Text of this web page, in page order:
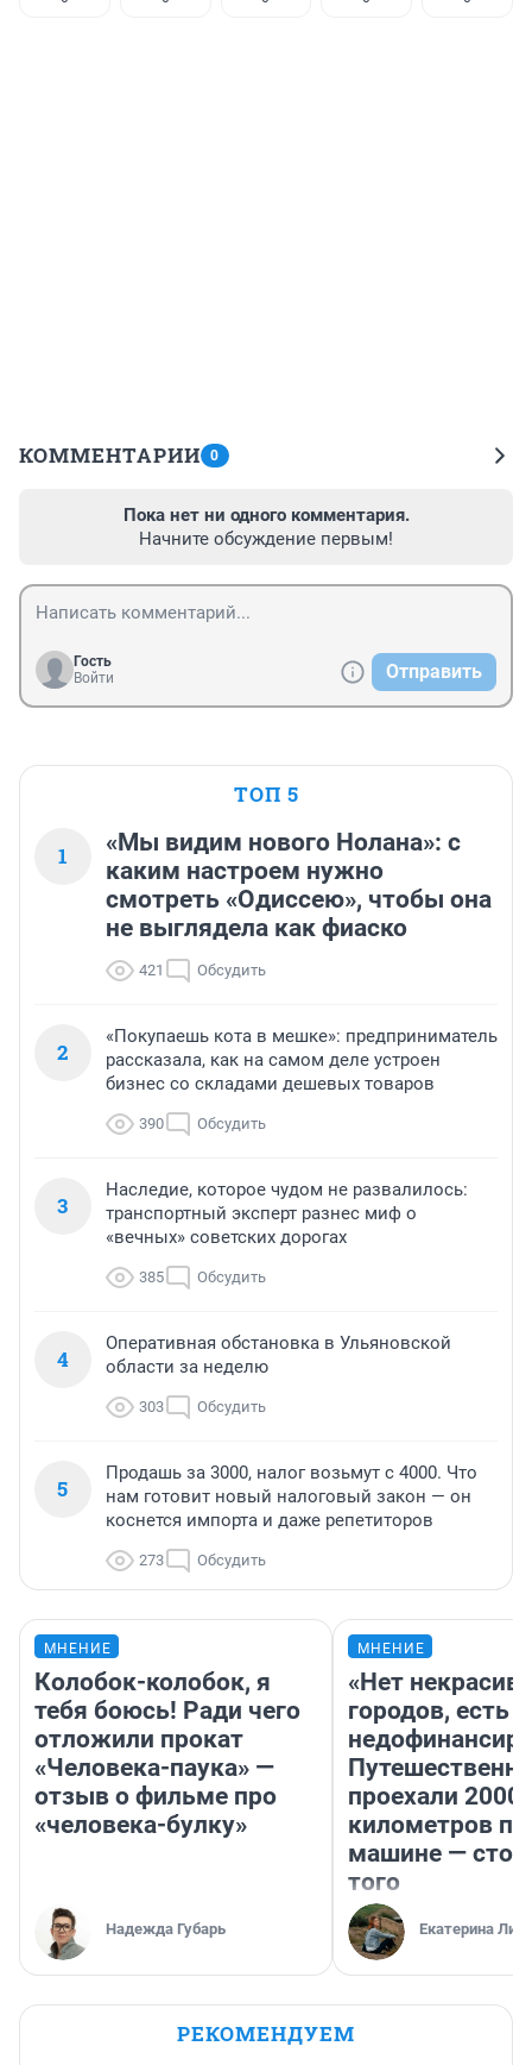
КОММЕНТАРИИ 0
Пока нет ни одного комментария.
Начните обсуждение первым!
Гость
Войти
Отправить
ТОП 5
1
«Мы видим нового Нолана»: с
каким настроем нужно
смотреть «Одиссею», чтобы она
не выглядела как фиаско
421 Обсудить
2
«Покупаешь кота в мешке»: предприниматель
рассказала, как на самом деле устроен
бизнес со складами дешевых товаров
390 Обсудить
3
Наследие, которое чудом не развалилось:
транспортный эксперт разнес миф о
«вечных» советских дорогах
385 Обсудить
4
Оперативная обстановка в Ульяновской
области за неделю
303 Обсудить
5
Продашь за 3000, налог возьмут с 4000. Что
нам готовит новый налоговый закон — он
коснется импорта и даже репетиторов
273 Обсудить
МНЕНИЕ
Колобок-колобок, я
тебя боюсь! Ради чего
отложили прокат
«Человека-паука» —
отзыв о фильме про
«человека-булку»
Надежда Губарь
МНЕНИЕ
«Нет
городов, есть
проехали 2000
километров по
машине —
того
Екатерина
РЕКОМЕНДУЕМ